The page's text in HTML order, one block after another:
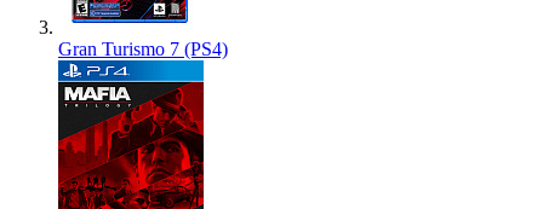
Gran Turismo 7 (PS4)